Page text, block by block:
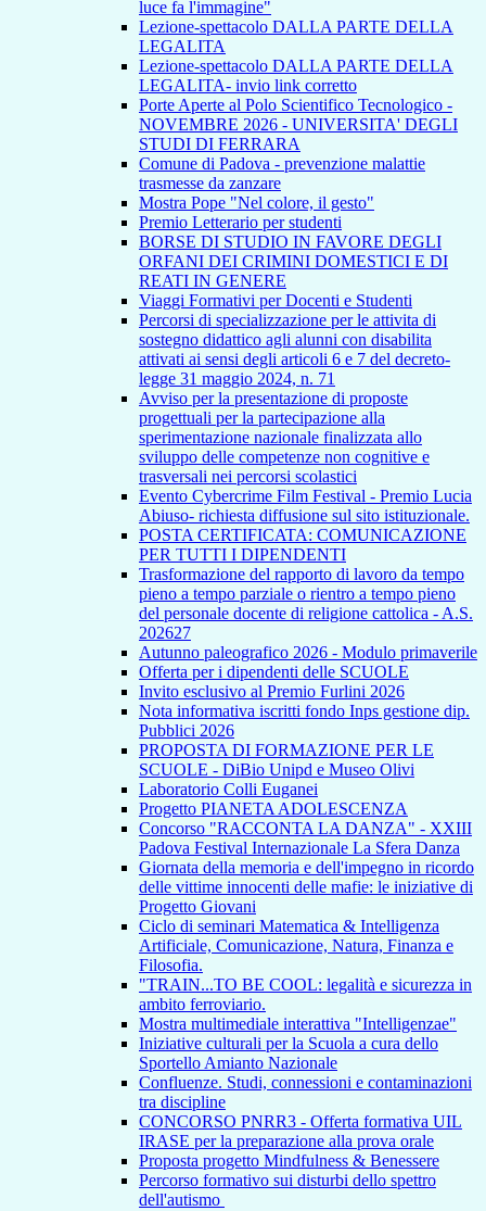
luce fa l'immagine"
Lezione-spettacolo DALLA PARTE DELLA
LEGALITA
Lezione-spettacolo DALLA PARTE DELLA
LEGALITA- invio link corretto
Porte Aperte al Polo Scientifico Tecnologico -
NOVEMBRE 2026 - UNIVERSITA' DEGLI
STUDI DI FERRARA
Comune di Padova - prevenzione malattie
trasmesse da zanzare
Mostra Pope "Nel colore, il gesto"
Premio Letterario per studenti
BORSE DI STUDIO IN FAVORE DEGLI
ORFANI DEI CRIMINI DOMESTICI E DI
REATI IN GENERE
Viaggi Formativi per Docenti e Studenti
Percorsi di specializzazione per le attivita di
sostegno didattico agli alunni con disabilita
attivati ai sensi degli articoli 6 e 7 del decreto-
legge 31 maggio 2024, n. 71
Avviso per la presentazione di proposte
progettuali per la partecipazione alla
sperimentazione nazionale finalizzata allo
sviluppo delle competenze non cognitive e
trasversali nei percorsi scolastici
Evento Cybercrime Film Festival - Premio Lucia
Abiuso- richiesta diffusione sul sito istituzionale.
POSTA CERTIFICATA: COMUNICAZIONE
PER TUTTI I DIPENDENTI
Trasformazione del rapporto di lavoro da tempo
pieno a tempo parziale o rientro a tempo pieno
del personale docente di religione cattolica - A.S.
202627
Autunno paleografico 2026 - Modulo primaverile
Offerta per i dipendenti delle SCUOLE
Invito esclusivo al Premio Furlini 2026
Nota informativa iscritti fondo Inps gestione dip.
Pubblici 2026
PROPOSTA DI FORMAZIONE PER LE
SCUOLE - DiBio Unipd e Museo Olivi
Laboratorio Colli Euganei
Progetto PIANETA ADOLESCENZA
Concorso "RACCONTA LA DANZA" - XXIII
Padova Festival Internazionale La Sfera Danza
Giornata della memoria e dell'impegno in ricordo
delle vittime innocenti delle mafie: le iniziative di
Progetto Giovani
Ciclo di seminari Matematica & Intelligenza
Artificiale, Comunicazione, Natura, Finanza e
Filosofia.
"TRAIN...TO BE COOL: legalità e sicurezza in
ambito ferroviario.
Mostra multimediale interattiva "Intelligenzae"
Iniziative culturali per la Scuola a cura dello
Sportello Amianto Nazionale
Confluenze. Studi, connessioni e contaminazioni
tra discipline
CONCORSO PNRR3 - Offerta formativa UIL
IRASE per la preparazione alla prova orale
Proposta progetto Mindfulness & Benessere
Percorso formativo sui disturbi dello spettro
dell'autismo